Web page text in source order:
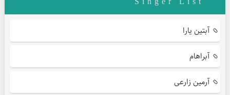
آبتین یارا
آبراهام
آرمین زارعی